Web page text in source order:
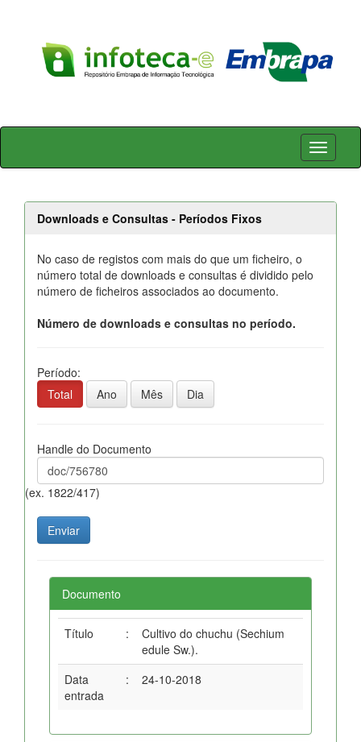
Skip
Downloads e Consultas - Períodos Fixos
No caso de registos com mais do que um ficheiro, o
número total de downloads e consultas é dividido pelo
número de ficheiros associados ao documento.
Número de downloads e consultas no período.
Período:
Total
Ano Mês Dia
Handle do Documento
(ex. 1822/417)
Documento
Título :
Cultivo do chuchu (Sechium
edule Sw.).
Data
entrada
: 24-10-2018